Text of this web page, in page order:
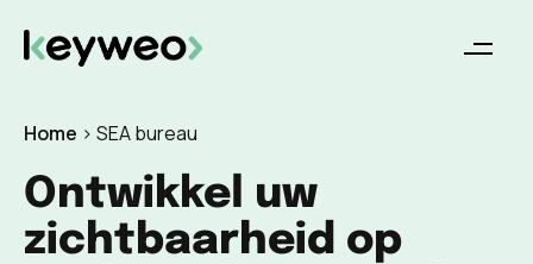
Home > SEA bureau
Ontwikkel uw
zichtbaarheid op